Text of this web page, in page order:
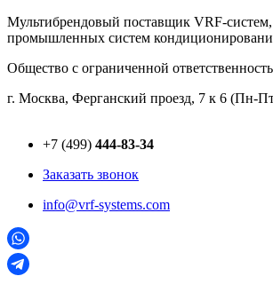
Перейти
к
Мультибрендовый поставщик VRF-cистем,
промышленных систем
Общество с ограниченной
г. Москва, Ферганский проезд, 7 к 6 (Пн-
+7 (499) 444-83-34
Заказать звонок
info@vrf-systems.com